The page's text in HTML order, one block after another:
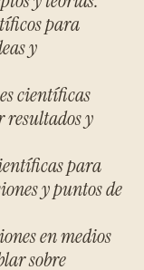
para
y
científicas
y
para
y puntos de
en medios
sobre